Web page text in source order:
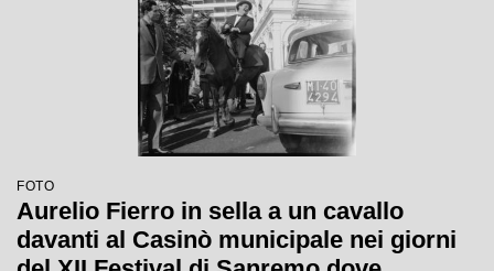
FOTO
Aurelio Fierro in sella a un cavallo
davanti al Casinò municipale nei giorni